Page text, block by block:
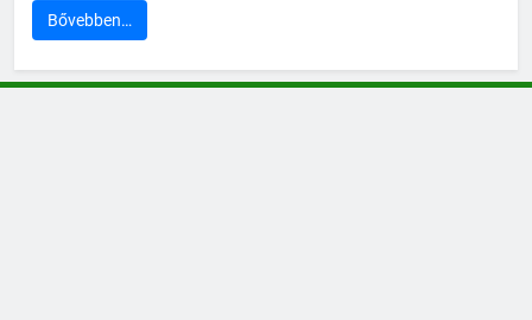
Bővebben…